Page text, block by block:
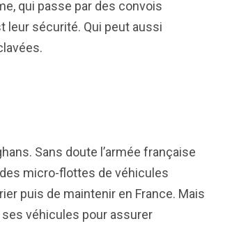
qui passe par des convois
leur sécurité. Qui peut aussi
Sans doute l’armée française
micro-flottes de véhicules
puis de maintenir en France. Mais
ses véhicules pour assurer